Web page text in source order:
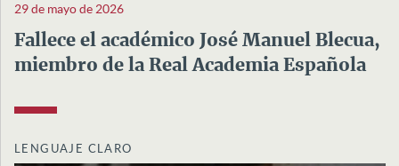
29 de mayo de 2026
Fallece el académico José Manuel Blecua,
miembro de la Real Academia Española
LENGUAJE CLARO